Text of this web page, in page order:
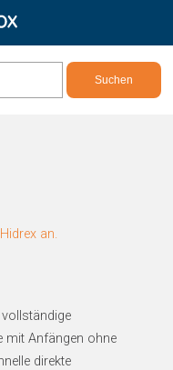
an.
mit Anfängen ohne
direkte